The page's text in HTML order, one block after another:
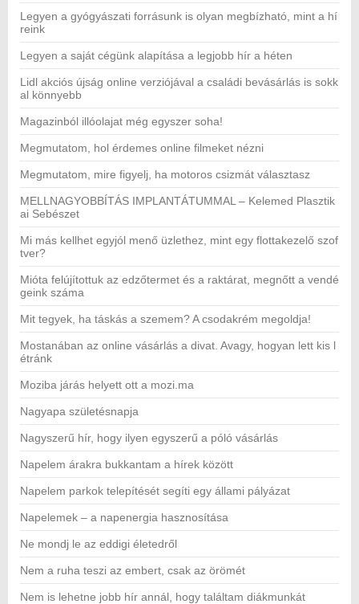
Legyen a gyógyászati forrásunk is olyan megbízható, mint a hí
reink
Legyen a saját cégünk alapítása a legjobb hír a héten
Lidl akciós újság online verziójával a családi bevásárlás is sokk
al könnyebb
Magazinból illóolajat még egyszer soha!
Megmutatom, hol érdemes online filmeket nézni
Megmutatom, mire figyelj, ha motoros csizmát választasz
MELLNAGYOBBÍTÁS IMPLANTÁTUMMAL – Kelemed Plasztik
ai Sebészet
Mi más kellhet egyjól menő üzlethez, mint egy flottakezelő szof
tver?
Mióta felújítottuk az edzőtermet és a raktárat, megnőtt a vendé
geink száma
Mit tegyek, ha táskás a szemem? A csodakrém megoldja!
Mostanában az online vásárlás a divat. Avagy, hogyan lett kis l
étránk
Moziba járás helyett ott a mozi.ma
Nagyapa születésnapja
Nagyszerű hír, hogy ilyen egyszerű a póló vásárlás
Napelem árakra bukkantam a hírek között
Napelem parkok telepítését segíti egy állami pályázat
Napelemek – a napenergia hasznosítása
Ne mondj le az eddigi életedről
Nem a ruha teszi az embert, csak az örömét
Nem is lehetne jobb hír annál, hogy találtam diákmunkát